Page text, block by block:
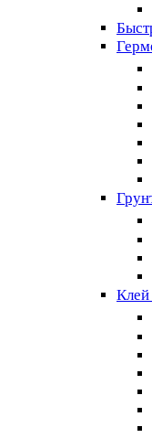
Клей